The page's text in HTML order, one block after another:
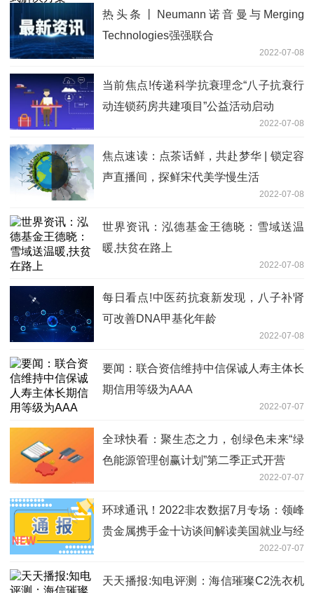
热头条丨Neumann诺音曼与Merging
Technologies强强联合
2022-07-08
当前焦点!传递科学抗衰理念“八子抗衰行
动连锁药房共建项目”公益活动启动
2022-07-08
焦点速读：点茶话鲜，共赴梦华 | 锁定容
声直播间，探鲜宋代美学慢生活
2022-07-08
世界资讯：泓德基金王德晓：雪域送温
暖,扶贫在路上
2022-07-08
每日看点!中医药抗衰新发现，八子补肾
可改善DNA甲基化年龄
2022-07-08
要闻：联合资信维持中信保诚人寿主体长
期信用等级为AAA
2022-07-07
全球快看：聚生态之力，创绿色未来“绿
色能源管理创赢计划”第二季正式开营
2022-07-07
环球通讯！2022非农数据7月专场：领峰
贵金属携手金十访谈间解读美国就业与经
2022-07-07
天天播报:知电评测：海信璀璨C2洗衣机